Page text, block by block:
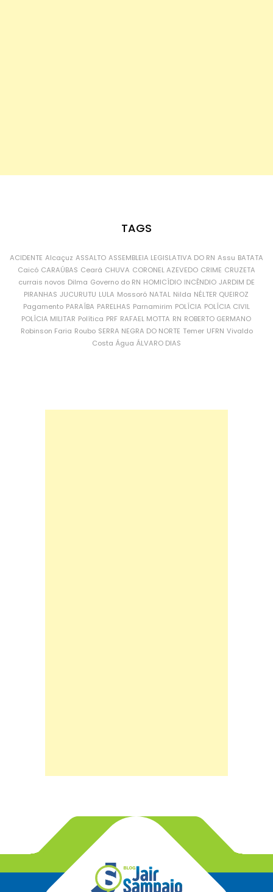
TAGS
ACIDENTE Alcaçuz ASSALTO ASSEMBLEIA LEGISLATIVA DO RN Assu BATATA
Caicó CARAÚBAS Ceará CHUVA CORONEL AZEVEDO CRIME CRUZETA
currais novos Dilma Governo do RN HOMICÍDIO INCÊNDIO JARDIM DE
PIRANHAS JUCURUTU LULA Mossoró NATAL Nilda NÉLTER QUEIROZ
Pagamento PARAÍBA PARELHAS Parnamirim POLÍCIA POLÍCIA CIVIL
POLÍCIA MILITAR Política PRF RAFAEL MOTTA RN ROBERTO GERMANO
Robinson Faria Roubo SERRA NEGRA DO NORTE Temer UFRN Vivaldo
Costa Água ÁLVARO DIAS